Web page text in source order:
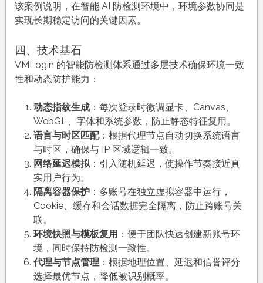
该案例说明，在智能 AI 防检测环境中，环境参数协同是
实现长期稳定访问的关键因素。
四、技术基石
VMLogin 的智能防检测体系通过多层技术确保环境一致
性和动态防护能力：
动态指纹生成：每次登录时微调显卡、Canvas、
WebGL、字体和系统参数，防止静态特征复用。
语言与时区匹配：根据代理节点自动切换系统语言
与时区，确保与 IP 区域逻辑一致。
网络延迟模拟：引入随机延迟，使操作节奏接近真
实用户行为。
隔离容器保护：多账号在独立虚拟容器中运行，
Cookie、缓存和会话数据完全隔离，防止跨账号关
联。
环境快照与模板复用 ：便于团队快速创建新账号环
境，同时保持防检测一致性。
代理与节点管理 ：根据地理位置、延迟和信誉评分
选择最优节点，降低被识别概率。